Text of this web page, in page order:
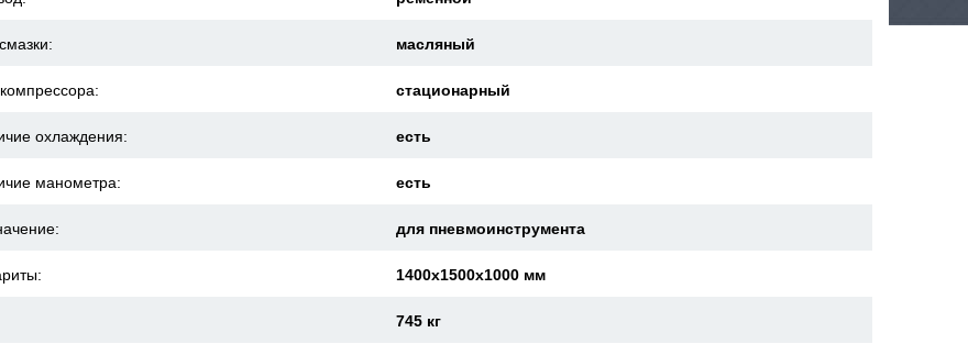
масляный
стационарный
охлаждения: есть
манометра: есть
для пневмоинструмента
1400x1500x1000 мм
745 кг